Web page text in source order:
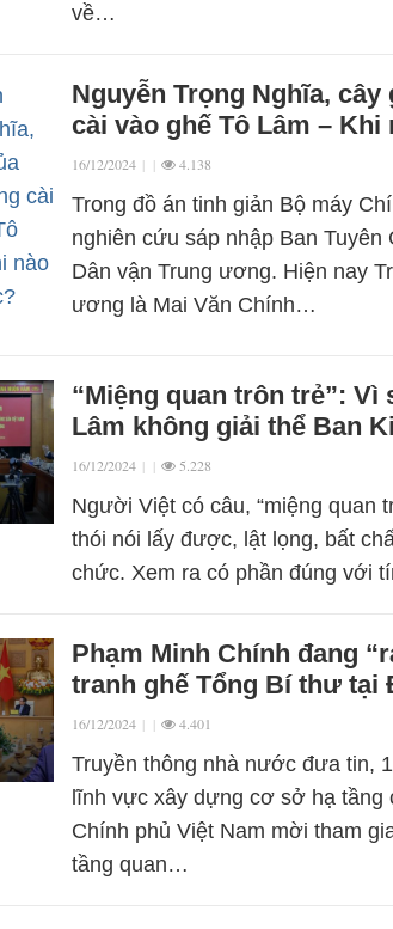
về…
Nguyễn Trọng Nghĩa, cây
cài vào ghế Tô Lâm –
16/12/2024 | | 4.138
Trong đồ án tinh giản Bộ máy
nghiên cứu sáp nhập Ban
Dân vận Trung ương. Hiện nay
ương là Mai Văn Chính…
“Miệng quan trôn trẻ”: Vì
Lâm không giải thể Ban
16/12/2024 | | 5.228
Người Việt có câu, “miệng quan
thói nói lấy được, lật lọng, bất
chức. Xem ra có phần đúng với
Phạm Minh Chính đang
tranh ghế Tổng Bí thư tại
16/12/2024 | | 4.401
Truyền thông nhà nước đưa tin,
lĩnh vực xây dựng cơ sở hạ
Chính phủ Việt Nam mời tham
tầng quan…